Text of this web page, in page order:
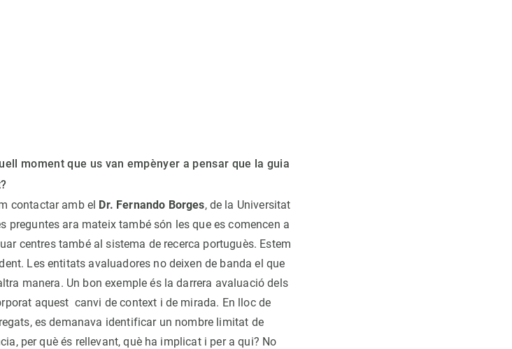
moment que us van empènyer a pensar que la guia
contactar amb el Dr. Fernando Borges, de la Universitat
preguntes ara mateix també són les que es comencen a
centres també al sistema de recerca portuguès. Estem
Les entitats avaluadores no deixen de banda el que
manera. Un bon exemple és la darrera avaluació dels
aquest canvi de context i de mirada. En lloc de
es demanava identificar un nombre limitat de
per què és rellevant, què ha implicat i per a qui? No